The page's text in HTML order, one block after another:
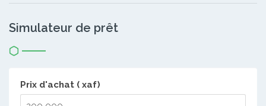
Simulateur de prêt
Prix d'achat ( xaf)